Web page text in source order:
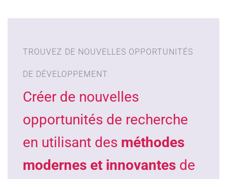
TROUVEZ DE NOUVELLES OPPORTUNITÉS
DE DÉVELOPPEMENT
Créer de nouvelles
opportunités de recherche
en utilisant des méthodes
modernes et innovantes de